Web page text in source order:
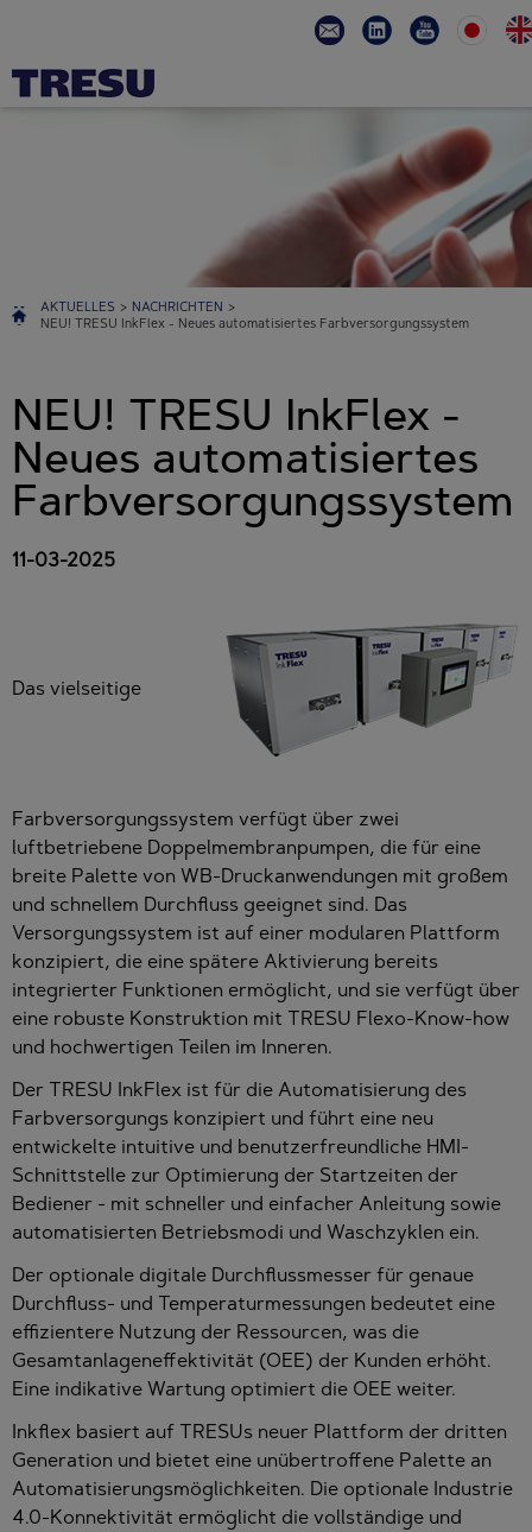
AKTUELLES > NACHRICHTEN >
NEU! TRESU InkFlex - Neues automatisiertes Farbversorgungssystem
NEU! TRESU InkFlex -
Neues automatisiertes
Farbversorgungssystem
11-03-2025
Das vielseitige
Farbversorgungssystem verfügt über zwei
luftbetriebene Doppelmembranpumpen, die für eine
breite Palette von WB-Druckanwendungen mit großem
und schnellem Durchfluss geeignet sind. Das
Versorgungssystem ist auf einer modularen Plattform
konzipiert, die eine spätere Aktivierung bereits
integrierter Funktionen ermöglicht, und sie verfügt über
eine robuste Konstruktion mit TRESU Flexo-Know-how
und hochwertigen Teilen im Inneren.
Der TRESU InkFlex ist für die Automatisierung des
Farbversorgungs konzipiert und führt eine neu
entwickelte intuitive und benutzerfreundliche HMI-
Schnittstelle zur Optimierung der Startzeiten der
Bediener - mit schneller und einfacher Anleitung sowie
automatisierten Betriebsmodi und Waschzyklen ein.
Der optionale digitale Durchflussmesser für genaue
Durchfluss- und Temperaturmessungen bedeutet eine
effizientere Nutzung der Ressourcen, was die
Gesamtanlageneffektivität (OEE) der Kunden erhöht.
Eine indikative Wartung optimiert die OEE weiter.
Inkflex basiert auf TRESUs neuer Plattform der dritten
Generation und bietet eine unübertroffene Palette an
Automatisierungsmöglichkeiten. Die optionale Industrie
4.0-Konnektivität ermöglicht die vollständige und